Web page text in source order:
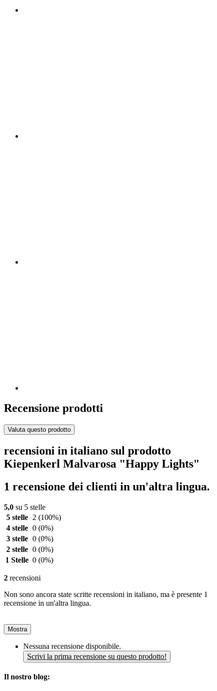
Recensione prodotti
Valuta questo prodotto
recensioni in italiano sul prodotto
Kiepenkerl Malvarosa "Happy Lights"
1 recensione dei clienti in un'altra lingua.
5,0 su 5 stelle
5 stelle
2 (100%)
4 stelle 0 (0%)
3 stelle 0 (0%)
2 stelle 0 (0%)
1 Stelle 0 (0%)
2 recensioni
Non sono ancora state scritte recensioni in italiano, ma è presente 1
recensione in un'altra lingua.
Mostra
Nessuna recensione disponibile.
Scrivi la prima recensione su questo prodotto!
Il nostro blog: